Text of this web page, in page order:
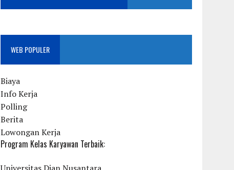
WEB POPULER
Biaya
Info Kerja
Polling
Berita
Lowongan Kerja
Program Kelas Karyawan Terbaik: